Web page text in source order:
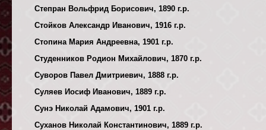
Степран Вольфрид Борисович, 1890 г.р.
Стойков Александр Иванович, 1916 г.р.
Стопина Мария Андреевна, 1901 г.р.
Студенников Родион Михайлович, 1870 г.р.
Суворов Павел Дмитриевич, 1888 г.р.
Суляев Иосиф Иванович, 1889 г.р.
Сунэ Николай Адамович, 1901 г.р.
Суханов Николай Константинович, 1889 г.р.